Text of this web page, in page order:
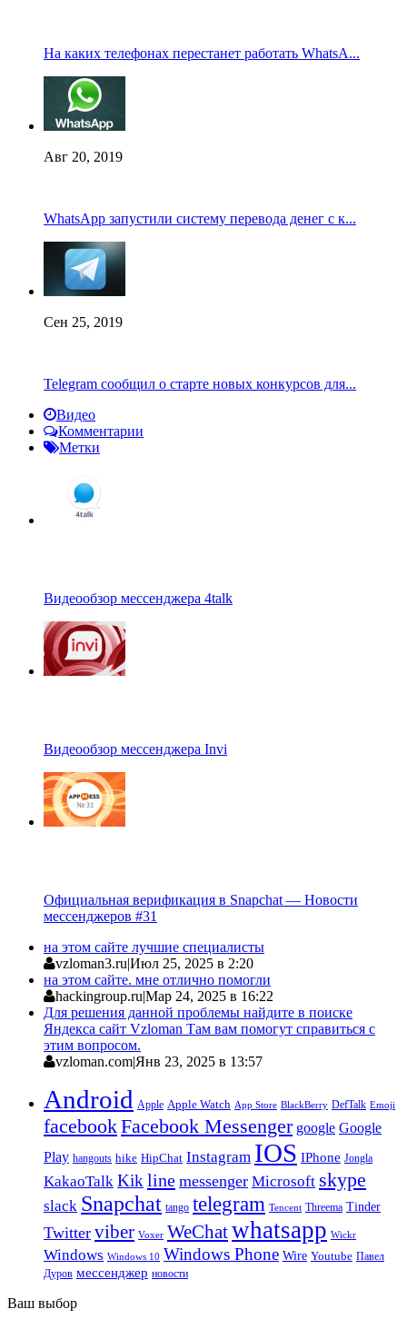
На каких телефонах перестанет работать WhatsA...
Авг 20, 2019
WhatsApp запустили систему перевода денег с к...
Сен 25, 2019
Telegram сообщил о старте новых конкурсов для...
Видео
Комментарии
Метки
Видеообзор мессенджера 4talk
Видеообзор мессенджера Invi
Официальная верификация в Snapchat — Новости
мессенджеров #31
на этом сайте лучшие специалисты
vzloman3.ru|Июл 25, 2025 в 2:20
на этом сайте. мне отлично помогли
hackingroup.ru|Мар 24, 2025 в 16:22
Для решения данной проблемы найдите в поиске
Яндекса сайт Vzloman Там вам помогут справиться с
этим вопросом.
vzloman.com|Янв 23, 2025 в 13:57
Android Apple Apple Watch App Store BlackBerry DefTalk Emoji
facebookFacebook Messenger google Google
Play hangouts hike HipChat Instagram IOS IPhone Jongla
KakaoTalk Kik line messenger Microsoft skype
slack Snapchat tango telegram Tencent Threema Tinder
Twitter viber Voxer WeChatwhatsapp Wickr
Windows Windows 10 Windows Phone Wire Youtube Павел
Дуров мессенджер новости
Ваш выбор